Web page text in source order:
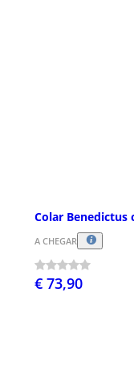
Colar Benedictus
A CHEGAR
€ 73,90